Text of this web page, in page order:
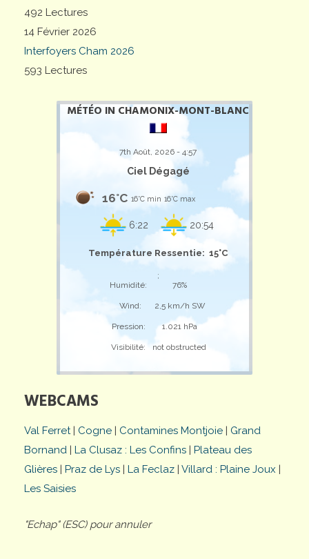
492 Lectures
14 Février 2026
Interfoyers Cham 2026
593 Lectures
MÉTÉO IN CHAMONIX-MONT-BLANC
7th Août, 2026 - 4:57
Ciel Dégagé
16°C 16°C min 16°C max
6:22 20:54
Température Ressentie: 15°C
;
Humidité:
76%
Wind: 2,5 km/h SW
Pression: 1.021 hPa
Visibilité: not obstructed
WEBCAMS
Val Ferret| Cogne | Contamines Montjoie | Grand
Bornand | La Clusaz : Les Confins | Plateau des
Glières | Praz de Lys | La Feclaz | Villard : Plaine Joux |
Les Saisies
"Echap" (ESC) pour annuler